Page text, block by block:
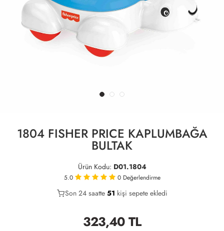
1804 FISHER PRICE KAPLUMBAĞA
BULTAK
Ürün Kodu: D01.1804
5.0 0 Değerlendirme
39
Son 24 saatte 51 kişi sepete ekledi
20
323,40TL